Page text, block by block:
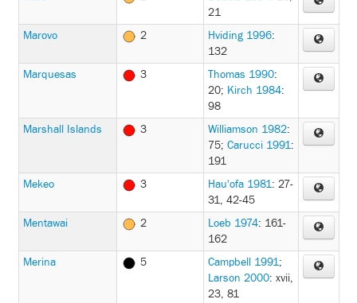
21
Marovo
2 Hviding 1996:
132
Marquesas
3 Thomas 1990:
20; Kirch 1984:
98
Marshall Islands
3 Williamson 1982:
75; Carucci 1991:
191
Mekeo
3 Hau'ofa 1981: 27-
31, 42-45
Mentawai
2 Loeb 1974: 161-
162
Merina
5 Campbell 1991;
Larson 2000: xvii,
23, 81